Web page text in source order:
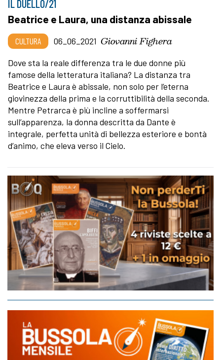
IL DUELLO/21
Beatrice e Laura, una distanza abissale
CULTURA 06_06_2021 Giovanni Fighera
Dove sta la reale differenza tra le due donne più
famose della letteratura italiana? La distanza tra
Beatrice e Laura è abissale, non solo per l’eterna
giovinezza della prima e la corruttibilità della seconda.
Mentre Petrarca è più incline a soffermarsi
sull’apparenza, la donna descritta da Dante è
integrale, perfetta unità di bellezza esteriore e bontà
d’animo, che eleva verso il Cielo.